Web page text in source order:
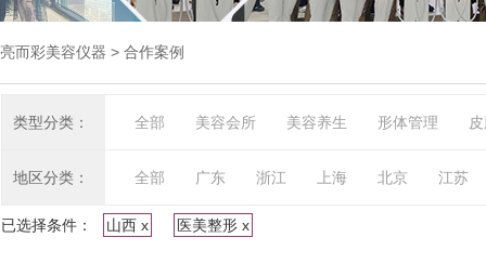
亮而彩美容仪器 > 合作案例
类型分类： 全部 美容会所 美容养生 形体管理
地区分类： 全部 广东 浙江 上海 北京 江苏
已选择条件： 山西 x 医美整形 x